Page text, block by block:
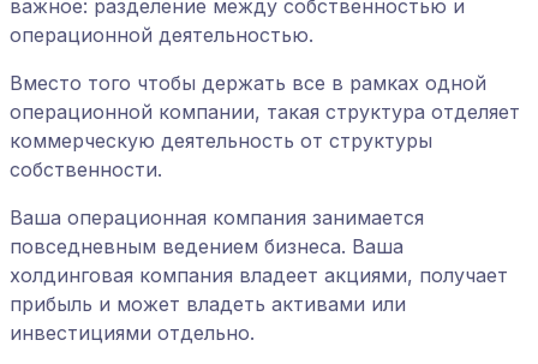
важное: разделение между собственностью и
операционной деятельностью.
Вместо того чтобы держать все в рамках одной
операционной компании, такая структура отделяет
коммерческую деятельность от структуры
собственности.
Ваша операционная компания занимается
повседневным ведением бизнеса. Ваша
холдинговая компания владеет акциями, получает
прибыль и может владеть активами или
инвестициями отдельно.